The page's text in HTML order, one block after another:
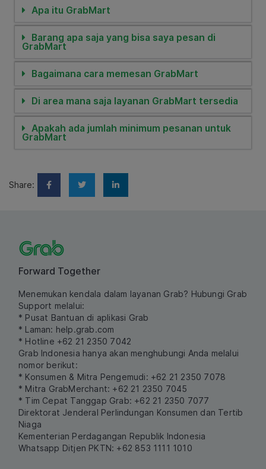
Apa itu GrabMart
Barang apa saja yang bisa saya pesan di
GrabMart
Bagaimana cara memesan GrabMart
Di area mana saja layanan GrabMart tersedia
Apakah ada jumlah minimum pesanan untuk
GrabMart
Share:
Forward Together
Menemukan kendala dalam layanan Grab? Hubungi Grab
Support melalui:
* Pusat Bantuan di aplikasi Grab
* Laman: help.grab.com
* Hotline +62 21 2350 7042
Grab Indonesia hanya akan menghubungi Anda melalui
nomor berikut:
* Konsumen & Mitra Pengemudi: +62 21 2350 7078
* Mitra GrabMerchant: +62 21 2350 7045
* Tim Cepat Tanggap Grab: +62 21 2350 7077
Direktorat Jenderal Perlindungan Konsumen dan Tertib
Niaga
Kementerian Perdagangan Republik Indonesia
Whatsapp Ditjen PKTN: +62 853 1111 1010